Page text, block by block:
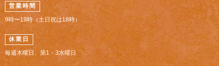
営業時間
9時〜19時（土日祝は18時）
休業日
毎週木曜日、第1・3水曜日